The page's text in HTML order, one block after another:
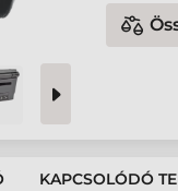
KAPCSOLÓDÓ